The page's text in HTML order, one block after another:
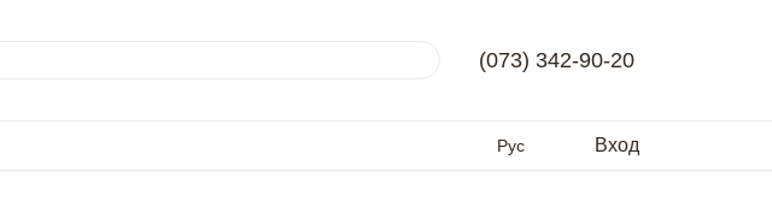
(073) 342-90-20
Рус Вход